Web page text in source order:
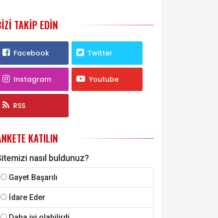
TAKIP EDIN
Facebook Twitter
Instagram Youtube
RSS
KATILIN
nasıl buldunuz?
Gayet Başarılı
İdare Eder